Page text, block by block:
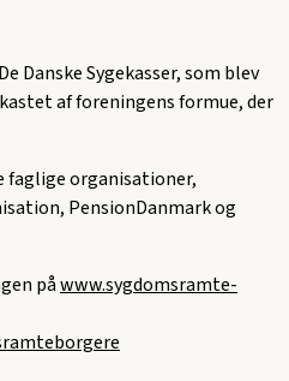
Danske Sygekasser, som blev
af foreningens formue, der
faglige organisationer,
PensionDanmark og
påwww.sygdomsramte-